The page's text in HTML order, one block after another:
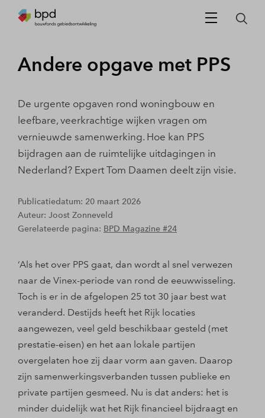
Andere opgave met PPS
De urgente opgaven rond woningbouw en
leefbare, veerkrachtige wĳken vragen om
vernieuwde samenwerking. Hoe kan PPS
bĳdragen aan de ruimtelĳke uitdagingen in
Nederland? Expert Tom Daamen deelt zijn visie.
Publicatiedatum: 20 maart 2026
Auteur: Joost Zonneveld
Gerelateerde pagina: BPD Magazine #24
‘Als het over PPS gaat, dan wordt al snel verwezen
naar de Vinex-periode van rond de eeuwwisseling.
Toch is er in de afgelopen 25 tot 30 jaar best wat
veranderd. Destijds heeft het Rijk locaties
aangewezen, veel geld beschikbaar gesteld (met
prestatie-eisen) en het aan lokale partijen
overgelaten hoe zij daar vorm aan gaven. Daarop
zijn samenwerkingsverbanden tussen publieke en
private partijen gesmeed. Nu is dat anders: het is
minder duidelijk wat het Rijk financieel bijdraagt en